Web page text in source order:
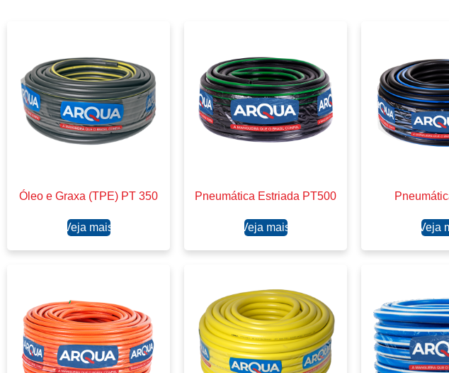
Óleo e Graxa (TPE) PT 350
Ler mais
Pneumática Estriada PT500
Ler mais Ler